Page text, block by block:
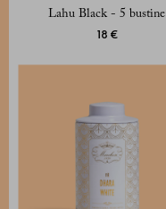
Lahu Black - 5 bustine
18 €